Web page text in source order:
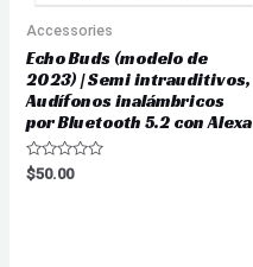
Accessories
Echo Buds (modelo de
2023) | Semi intrauditivos,
Audífonos inalámbricos
por Bluetooth 5.2 con Alexa
Valorado
en
$50.00